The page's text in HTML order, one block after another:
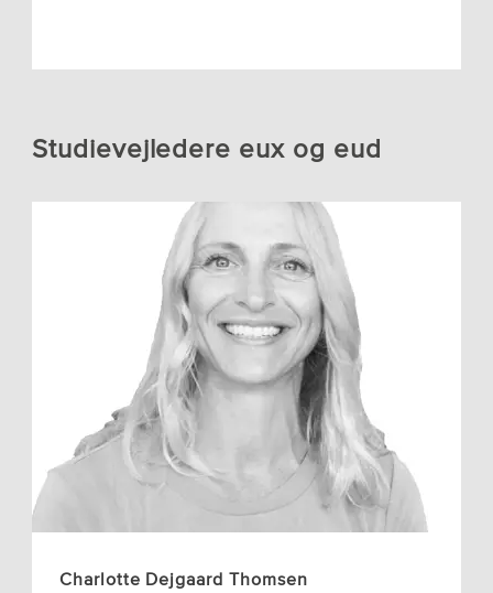
Studievejledere eux og eud
Charlotte Dejgaard Thomsen